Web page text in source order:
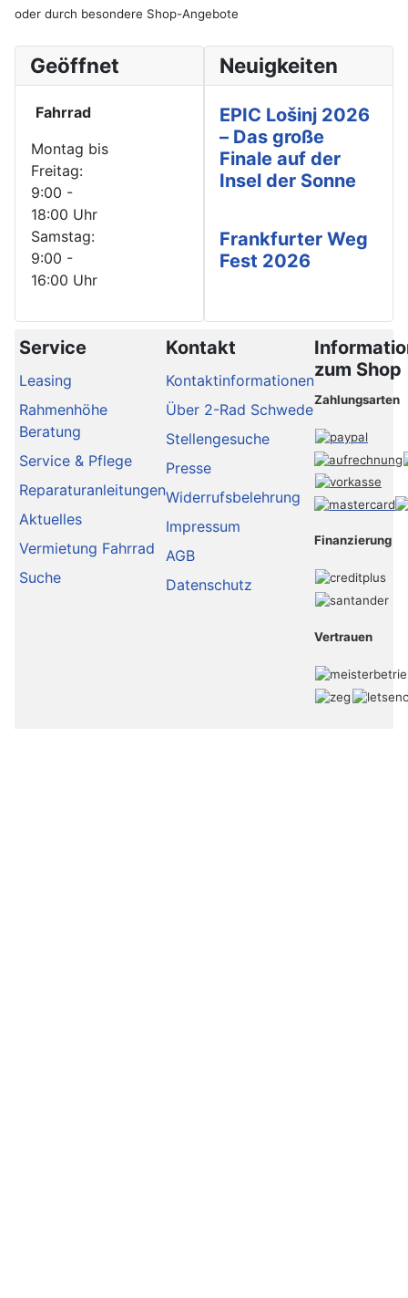
oder durch besondere Shop-Angebote
Geöffnet
Fahrrad
Montag bis
Freitag:
9:00 -
18:00 Uhr
Samstag:
9:00 -
16:00 Uhr
Neuigkeiten
EPIC Lošinj 2026
– Das große
Finale auf der
Insel der Sonne
Frankfurter Weg
Fest 2026
Service
Leasing
Rahmenhöhe
Beratung
Service & Pflege
Reparaturanleitungen
Aktuelles
Vermietung Fahrrad
Suche
Kontakt
Kontaktinformationen
Über 2-Rad Schwede
Stellengesuche
Presse
Widerrufsbelehrung
Impressum
AGB
Datenschutz
zum Shop
Zahlungsarten
Finanzierung
Vertrauen